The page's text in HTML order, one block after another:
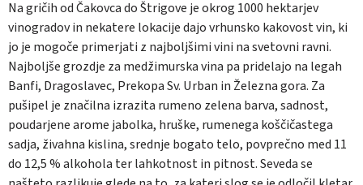
Na gričih od Čakovca do Štrigove je okrog 1000 hektarjev
vinogradov in nekatere lokacije dajo vrhunsko kakovost vin, ki
jo je mogoče primerjati z najboljšimi vini na svetovni ravni.
Najboljše grozdje za medžimurska vina pa pridelajo na legah
Banfi, Dragoslavec, Prekopa Sv. Urban in Železna gora. Za
pušipel je značilna izrazita rumeno zelena barva, sadnost,
poudarjene arome jabolka, hruške, rumenega koščičastega
sadja, živahna kislina, srednje bogato telo, povprečno med 11
do 12,5 % alkohola ter lahkotnost in pitnost. Seveda se